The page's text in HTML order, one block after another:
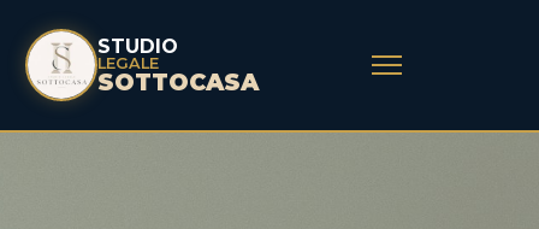
STUDIO
LEGALE
SOTTOCASA